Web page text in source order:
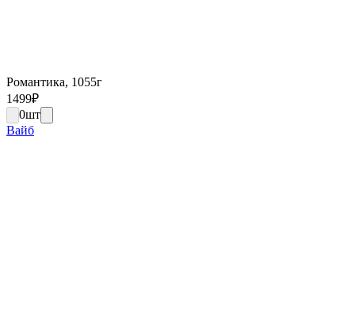
Романтика, 1055г
1499₽
0шт
Вайб